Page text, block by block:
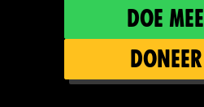
Doe mee
Doneer